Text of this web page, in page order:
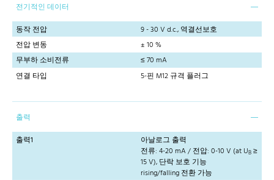
전기적인 데이터
동작 전압
9 - 30 V d.c., 역결선보호
전압 변동
± 10 %
무부하 소비전류
≤ 70 mA
연결 타입
5-핀 M12 규격 플러그
출력
출력1
아날로그 출력
전류: 4-20 mA / 전압: 0-10 V (at UB ≥
15 V), 단락 보호 기능
rising/falling 전환 가능